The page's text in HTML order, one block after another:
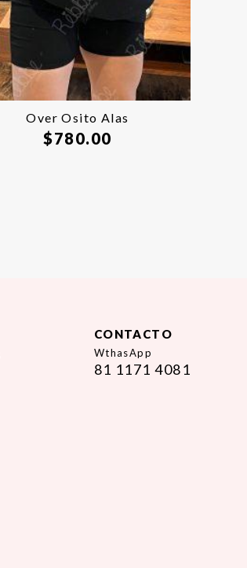
Over Osito Alas
$780.00
CONTACTO
WthasApp
81 1171 4081